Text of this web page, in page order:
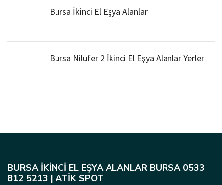
Bursa İkinci El Eşya Alanlar
Bursa Nilüfer 2 İkinci El Eşya Alanlar Yerler
BURSA İKINCI EL EŞYA ALANLAR BURSA 0533
812 5213 | ATIK SPOT